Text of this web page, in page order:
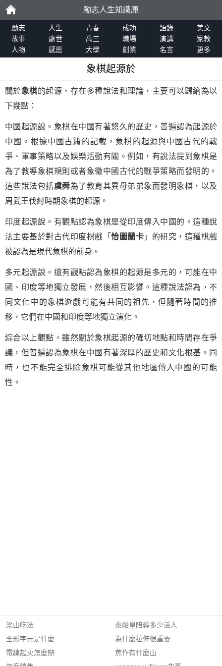
勵
志
勵志人生知識庫
勵志 人生 青春 成功 語錄
美文
故事
處世 高三 職場 演講
家教
人物
感恩 大學 創業 名言 更多
象棋起源於
關於象棋的起源，存在多種說法和理論，主要可以歸納為以
下幾點：
中國起源說。象棋在中國有著悠久的歷史，普遍認為起源於
中國。根據中國古籍的記載，象棋的起源與中國古代的戰
爭、軍事策略以及娛樂活動有關。例如，有說法提到象棋是
為了教導象棋規則或者象徵中國古代的戰爭策略而發明的。
這些說法包括虞舜為了教育其異母弟弟象而發明象棋，以及
周武王伐紂時期象棋的起源。
印度起源說。有觀點認為象棋是從印度傳入中國的。這種說
法主要基於對古代印度棋戲「恰圖蘭卡 」的研究，這種棋戲
被認為是現代象棋的前身。
多元起源說。還有觀點認為象棋的起源是多元的，可能在中
國、印度等地獨立發展，然後相互影響。這種說法認為，不
同文化中的象棋遊戲可能有共同的祖先，但隨著時間的推
移，它們在中國和印度等地獨立演化。
綜合以上觀點，雖然關於象棋起源的確切地點和時間存在爭
議，但普遍認為象棋在中國有著深厚的歷史和文化根基。同
時，也不能完全排除象棋可能從其他地區傳入中國的可能
性。
梁山吃法
全形字元是什麼
電線起火怎麼辦
秦始皇陪葬多少活人
為什麼拉伸很重要
焦作有什麼山